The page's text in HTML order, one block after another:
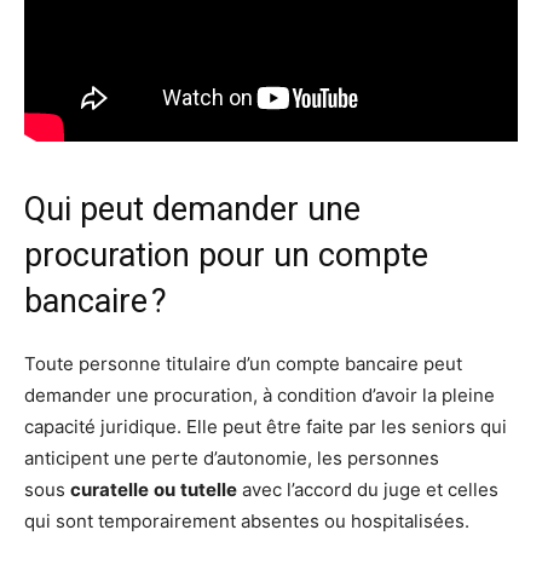
Qui peut demander une
procuration pour un compte
bancaire ?
Toute personne titulaire d’un compte bancaire peut
demander une procuration, à condition d’avoir la pleine
capacité juridique. Elle peut être faite par les seniors qui
anticipent une perte d’autonomie, les personnes
sous curatelle ou tutelle avec l’accord du juge et celles
qui sont temporairement absentes ou hospitalisées.